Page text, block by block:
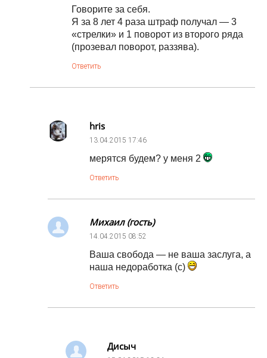
Говорите за себя.
Я за 8 лет 4 раза штраф получал — 3
«стрелки» и 1 поворот из второго ряда
(прозевал поворот, раззява).
Ответить
hris
13.04.2015 17:46
мерятся будем? у меня 2
Ответить
Михаил (гость)
14.04.2015 08:52
Ваша свобода — не ваша заслуга, а
наша недоработка (с)
Ответить
Дисыч